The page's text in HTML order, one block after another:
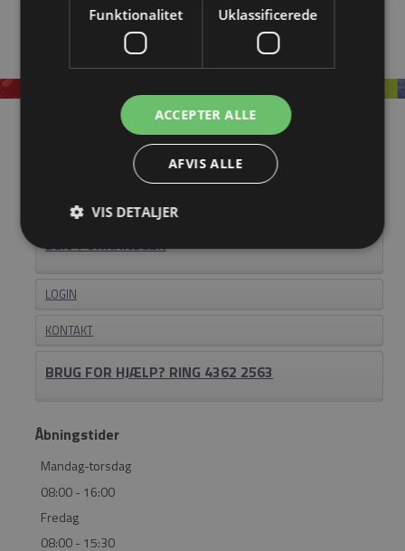
KATALOGER
BLIV FORHANDLER
LOGIN
KONTAKT
BRUG FOR HJÆLP? RING 4362 2563
Åbningstider
Mandag-torsdag
08:00 - 16:00
Fredag
08:00 - 15:30
Funktionalitet Uklassificerede
ACCEPTER ALLE
AFVIS ALLE
VIS DETALJER